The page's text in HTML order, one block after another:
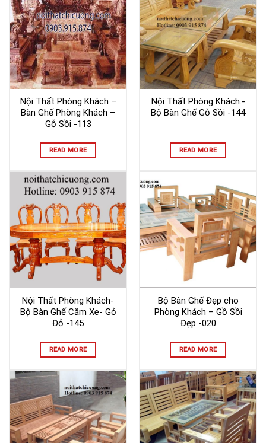
Nội Thất Phòng Khách –
Bàn Ghế Phòng Khách –
Gỗ Sồi -113
READ MORE
Nội Thất Phòng Khách.-
Bộ Bàn Ghế Gỗ Sồi -144
READ MORE
Nội Thất Phòng Khách-
Bộ Bàn Ghế Căm Xe- Gỏ
Đỏ -145
READ MORE
Bộ Bàn Ghế Đẹp cho
Phòng Khách – Gồ Sồi
Đẹp -020
READ MORE